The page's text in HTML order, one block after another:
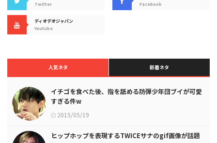
Twitter
Facebook
ディオデオジャパン
Youtube
人気ネタ 新着ネタ
イチゴを食べた後、指を舐める防弾少年団ブイが可愛
すぎる件w
2015/05/19
ヒップホップを表現するTWICEサナのgif画像が話題